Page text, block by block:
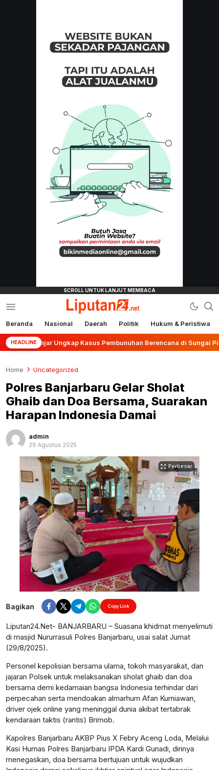
liputan24.net
Beranda Nasional Daerah Politik Hukum & Peristiwa
HEADLINE
Banjar Ungkap Kasus Pembunuhan Berencana di Sungai Pinang
Home Uncategorized
Polres Banjarbaru Gelar Sholat
Ghaib dan Doa Bersama, Suarakan
Harapan Indonesia Damai
admin
29 Agustus 2025
Perbesar
Bagikan Copy Link
Liputan24.Net- BANJARBARU – Suasana khidmat menyelimuti
di masjid Nururrasuli Polres Banjarbaru, usai salat Jumat
(29/8/2025).
Personel kepolisian bersama ulama, tokoh masyarakat, dan
jajaran Polsek untuk melaksanakan sholat ghaib dan doa
bersama demi kedamaian bangsa Indonesia terhindar dari
perpecahan serta mendoakan almarhum Afan Kurniawan,
driver ojek online yang meninggal dunia akibat tertabrak
kendaraan taktis (rantis) Brimob.
Kapolres Banjarbaru AKBP Pius X Febry Aceng Loda, Melalui
Kasi Humas Polres Banjarbaru IPDA Kardi Gunadi, dirinya
menegaskan, doa bersama bertujuan untuk wujudkan